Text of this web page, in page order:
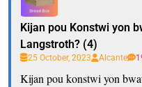
Kijan pou Konstwi yon
Langstroth? (4)
25 October, 2023 Alcante
Kijan pou konstwi yon